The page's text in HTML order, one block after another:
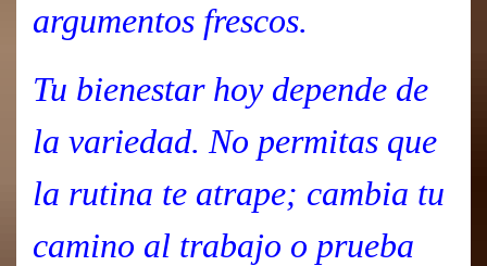
argumentos frescos.
Tu bienestar hoy depende de
la variedad. No permitas que
la rutina te atrape; cambia tu
camino al trabajo o prueba